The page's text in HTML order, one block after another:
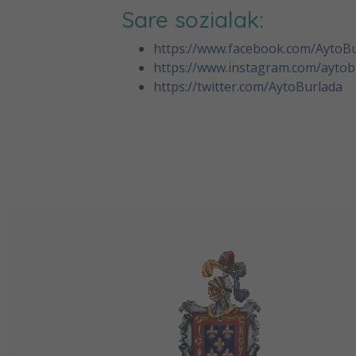
Sare sozialak:
https://www.facebook.com/
https://www.instagram.com/
https://twitter.com/AytoBurlada